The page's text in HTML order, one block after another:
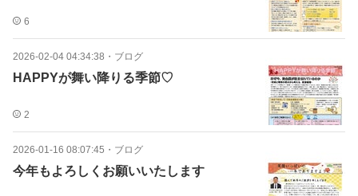
6
2026-02-04 04:34:38 ・ ブログ
HAPPYが舞い降りる季節♡
2
2026-01-16 08:07:45 ・ ブログ
今年もよろしくお願いいたします